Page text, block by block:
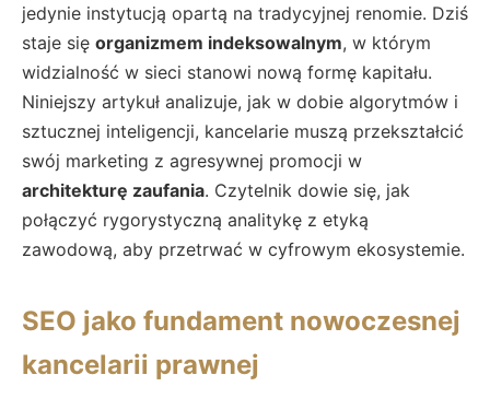
jedynie instytucją opartą na tradycyjnej renomie. Dziś
staje się organizmem indeksowalnym, w którym
widzialność w sieci stanowi nową formę kapitału.
Niniejszy artykuł analizuje, jak w dobie algorytmów i
sztucznej inteligencji, kancelarie muszą przekształcić
swój marketing z agresywnej promocji w
architekturę zaufania. Czytelnik dowie się, jak
połączyć rygorystyczną analitykę z etyką
zawodową, aby przetrwać w cyfrowym ekosystemie.
SEO jako fundament nowoczesnej
kancelarii prawnej